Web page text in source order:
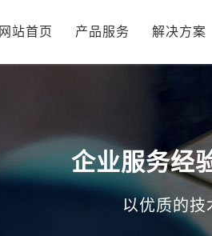
网站首页 产品服务 解决方案
企业服务经
以优质的技